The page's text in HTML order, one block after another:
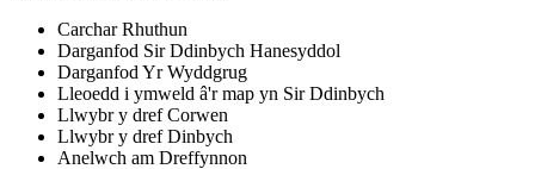
Carchar Rhuthun
Darganfod Sir Ddinbych Hanesyddol
Darganfod Yr Wyddgrug
Lleoedd i ymweld â'r map yn Sir Ddinbych
Llwybr y dref Corwen
Llwybr y dref Dinbych
Anelwch am Dreffynnon